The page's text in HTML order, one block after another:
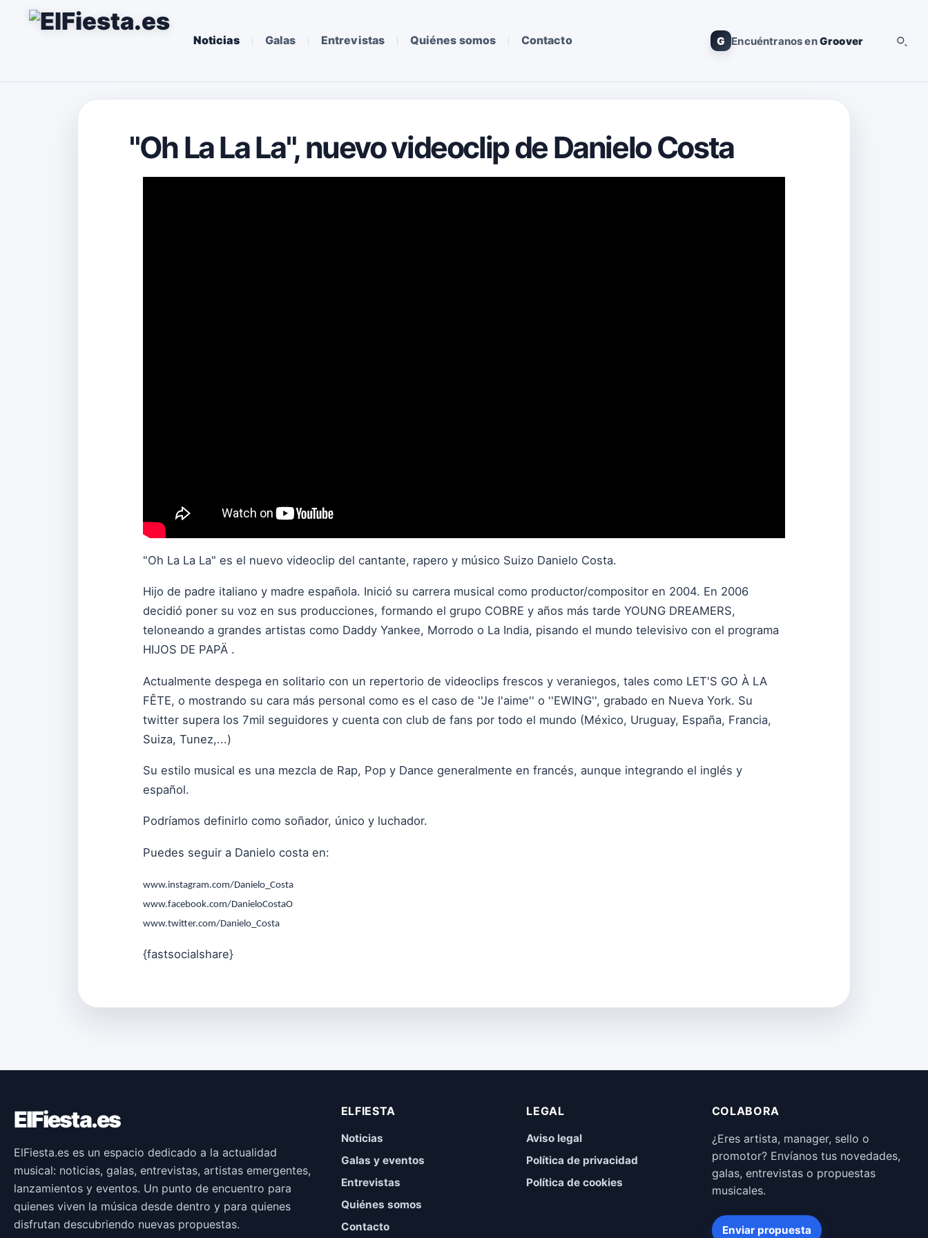
Noticias Galas Entrevistas Quiénes somos Contacto G Encuéntranos enGroover
"Oh La La La", nuevo videoclip de Danielo Costa
"Oh La La La" es el nuevo videoclip del cantante, rapero y músico Suizo Danielo Costa.
Hijo de padre italiano y madre española. Inició su carrera musical como productor/compositor en 2004. En 2006
decidió poner su voz en sus producciones, formando el grupo COBRE y años más tarde YOUNG DREAMERS,
teloneando a grandes artistas como Daddy Yankee, Morrodo o La India, pisando el mundo televisivo con el programa
HIJOS DE PAPÄ .
Actualmente despega en solitario con un repertorio de videoclips frescos y veraniegos, tales como LET'S GO À LA
FÊTE, o mostrando su cara más personal como es el caso de ''Je l'aime'' o ''EWING'', grabado en Nueva York. Su
twitter supera los 7mil seguidores y cuenta con club de fans por todo el mundo (México, Uruguay, España, Francia,
Suiza, Tunez,...)
Su estilo musical es una mezcla de Rap, Pop y Dance generalmente en francés, aunque integrando el inglés y
español.
Podríamos definirlo como soñador, único y luchador.
Puedes seguir a Danielo costa en:
www.instagram.com/Danielo_Costa
www.facebook.com/DanieloCostaO
www.twitter.com/Danielo_Costa
{fastsocialshare}
ElFiesta.es
ElFiesta.es es un espacio dedicado a la actualidad
musical: noticias, galas, entrevistas, artistas emergentes,
lanzamientos y eventos. Un punto de encuentro para
quienes viven la música desde dentro y para quienes
disfrutan descubriendo nuevas propuestas.
ELFIESTA
Noticias
Galas y eventos
Entrevistas
Quiénes somos
Contacto
LEGAL
Aviso legal
Política de privacidad
Política de cookies
COLABORA
¿Eres artista, manager, sello o
promotor? Envíanos tus novedades,
galas, entrevistas o propuestas
musicales.
Enviar propuesta